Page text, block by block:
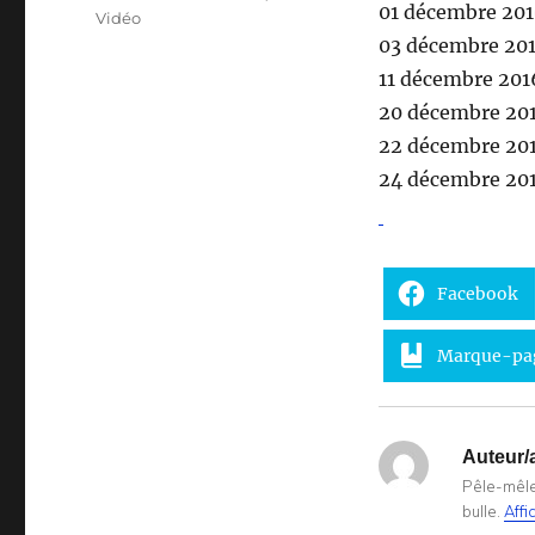
01 décembre
03 décembre
11 décembre
20 décembre
22 décembre
24 décembre
Facebook
Marque-
Auteur/
Pêle-
bulle.
Vidéo